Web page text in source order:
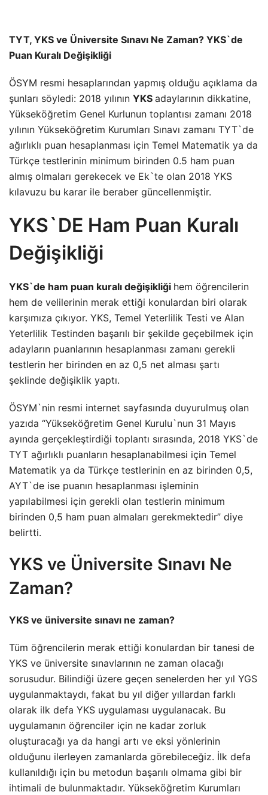
TYT, YKS ve Üniversite Sınavı Ne Zaman? YKS`de
Puan Kuralı Değişikliği
ÖSYM resmi hesaplarından yapmış olduğu açıklama da
şunları söyledi: 2018 yılının YKS adaylarının dikkatine,
Yükseköğretim Genel Kurlunun toplantısı zamanı 2018
yılının Yükseköğretim Kurumları Sınavı zamanı TYT`de
ağırlıklı puan hesaplanması için Temel Matematik ya da
Türkçe testlerinin minimum birinden 0.5 ham puan
almış olmaları gerekecek ve Ek`te olan 2018 YKS
kılavuzu bu karar ile beraber güncellenmiştir.
YKS`DE Ham Puan Kuralı
Değişikliği
YKS`de ham puan kuralı değişikliği hem öğrencilerin
hem de velilerinin merak ettiği konulardan biri olarak
karşımıza çıkıyor. YKS, Temel Yeterlilik Testi ve Alan
Yeterlilik Testinden başarılı bir şekilde geçebilmek için
adayların puanlarının hesaplanması zamanı gerekli
testlerin her birinden en az 0,5 net alması şartı
şeklinde değişiklik yaptı.
ÖSYM`nin resmi internet sayfasında duyurulmuş olan
yazıda “Yükseköğretim Genel Kurulu`nun 31 Mayıs
ayında gerçekleştirdiği toplantı sırasında, 2018 YKS`de
TYT ağırlıklı puanların hesaplanabilmesi için Temel
Matematik ya da Türkçe testlerinin en az birinden 0,5,
AYT`de ise puanın hesaplanması işleminin
yapılabilmesi için gerekli olan testlerin minimum
birinden 0,5 ham puan almaları gerekmektedir” diye
belirtti.
YKS ve Üniversite Sınavı Ne
Zaman?
YKS ve üniversite sınavı ne zaman?
Tüm öğrencilerin merak ettiği konulardan bir tanesi de
YKS ve üniversite sınavlarının ne zaman olacağı
sorusudur. Bilindiği üzere geçen senelerden her yıl YGS
uygulanmaktaydı, fakat bu yıl diğer yıllardan farklı
olarak ilk defa YKS uygulaması uygulanacak. Bu
uygulamanın öğrenciler için ne kadar zorluk
oluşturacağı ya da hangi artı ve eksi yönlerinin
olduğunu ilerleyen zamanlarda görebileceğiz. İlk defa
kullanıldığı için bu metodun başarılı olmama gibi bir
ihtimali de bulunmaktadır. Yükseköğretim Kurumları